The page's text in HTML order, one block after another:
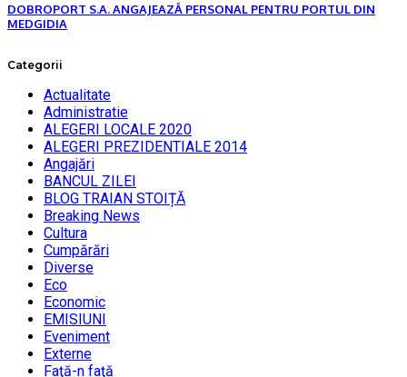
DOBROPORT S.A. ANGAJEAZĂ PERSONAL PENTRU PORTUL DIN
MEDGIDIA
Categorii
Actualitate
Administratie
ALEGERI LOCALE 2020
ALEGERI PREZIDENTIALE 2014
Angajări
BANCUL ZILEI
BLOG TRAIAN STOIȚĂ
Breaking News
Cultura
Cumpărări
Diverse
Eco
Economic
EMISIUNI
Eveniment
Externe
Faţă-n faţă